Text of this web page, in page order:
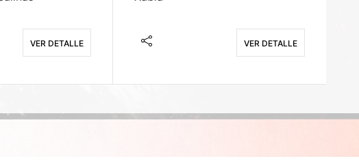
VER DETALLE VER DETALLE